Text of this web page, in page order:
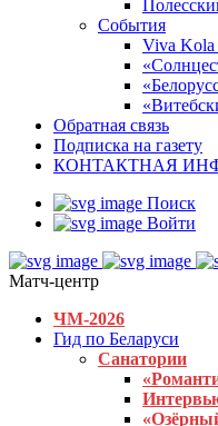
События
Viva
Обратная связь
Подписка на газету
КОНТАКТНАЯ
Поиск
Войти
Матч-центр
ЧМ-2026
Гид по Беларуси
Санатории